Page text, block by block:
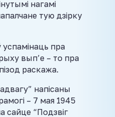
нагамі
тую дзірку
успамінаць пра
вып’е – то пра
раскажа.
напісаны
– 7 мая 1945
сайце “Подзвіг